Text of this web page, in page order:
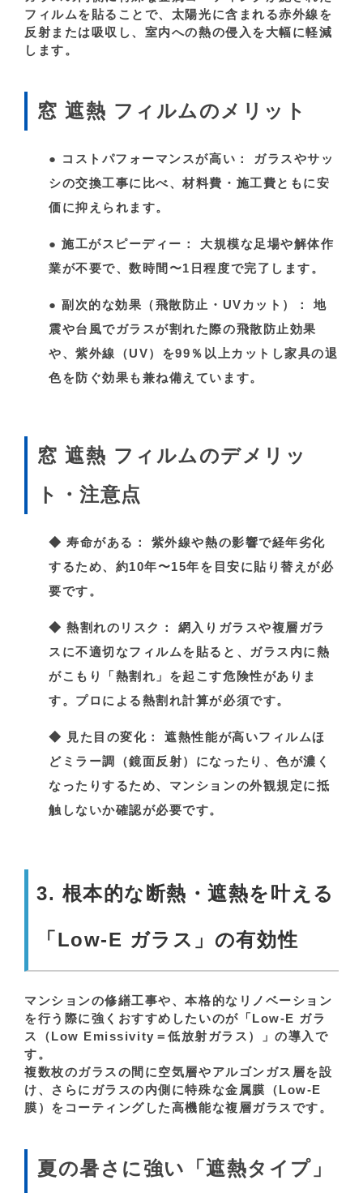
フィルムを貼ることで、太陽光に含まれる赤外線を
反射または吸収し、室内への熱の侵入を大幅に軽減
します。
窓 遮熱 フィルムのメリット
● コストパフォーマンスが高い：
ガラスやサッ
シの交換工事に比べ、材料費・施工費ともに安
価に抑えられます。
●施工がスピーディー：
大規模な足場や解体作
業が不要で、数時間〜1日程度で完了します。
●副次的な効果（飛散防止・UVカット）：
地
震や台風でガラスが割れた際の飛散防止効果
や、紫外線（UV）を99％以上カットし家具の退
色を防ぐ効果も兼ね備えています。
窓 遮熱 フィルムのデメリッ
ト・注意点
◆寿命がある：
紫外線や熱の影響で経年劣化
するため、約10年〜15年を目安に貼り替えが必
要です。
◆熱割れのリスク：
網入りガラスや複層ガラ
スに不適切なフィルムを貼ると、ガラス内に熱
がこもり「熱割れ」を起こす危険性がありま
す。プロによる熱割れ計算が必須です。
◆ 見た目の変化：
遮熱性能が高いフィルムほ
どミラー調（鏡面反射）になったり、色が濃く
なったりするため、マンションの外観規定に抵
触しないか確認が必要です。
3. 根本的な断熱・遮熱を叶える
「Low-E ガラス」の有効性
マンションの修繕工事や、本格的なリノベーション
を行う際に強くおすすめしたいのが「Low-E ガラ
ス（Low Emissivity＝低放射ガラス）」の導入で
す。
複数枚のガラスの間に空気層やアルゴンガス層を設
け、さらにガラスの内側に特殊な金属膜（Low-E
膜）をコーティングした高機能な複層ガラスです。
夏の暑さに強い「遮熱タイプ」